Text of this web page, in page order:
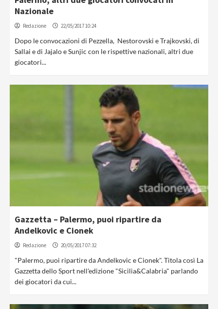
Nazionale
Redazione 22/05/2017 10:24
Dopo le convocazioni di Pezzella, Nestorovski e Trajkovski, di
Sallai e di Jajalo e Sunjic con le rispettive nazionali, altri due
giocatori...
Gazzetta – Palermo, puoi ripartire da
Andelkovic e Cionek
Redazione 20/05/2017 07:32
"Palermo, puoi ripartire da Andelkovic e Cionek". Titola così La
Gazzetta dello Sport nell'edizione "Sicilia&Calabria" parlando
dei giocatori da cui...